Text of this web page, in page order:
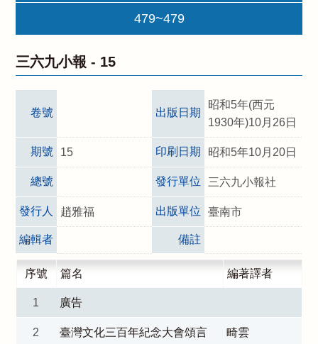
479~479
三六九小報 - 15
卷號 出版日期
昭和5年(西元
1930年)10月26日
期號 15 印刷日期 昭和5年10月20日
總號 發行單位 三六九小報社
發行人 趙雅福 出版單位 臺南市
編輯者 備註
序號 篇名 編著譯者
1 廣告
2 臺灣文化三百年紀念大會頌言 畸雲